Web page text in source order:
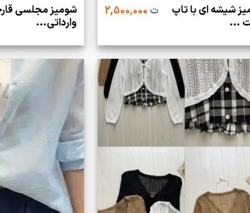
شیشه ای با تاپ
...
ت
شومیز مجلسی
وارداتی...